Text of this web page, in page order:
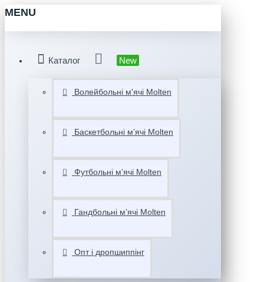
MENU
Каталог New
Волейбольні м'ячі Molten
Баскетбольні мʼячі Molten
Футбольні мʼячі Molten
Гандбольні мʼячі Molten
Опт і дропшиппінг